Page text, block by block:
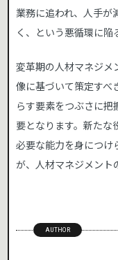
業務に追われ、人手が
く、という悪循環に陥
変革期の人材マネジメ
像に基づいて策定すべ
らす要素をつぶさに
要となります。新たな
必要な能力を身につけ
が、人材マネジメント
AUTHOR